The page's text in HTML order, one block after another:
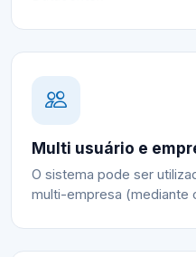
Multi usuário e
O sistema pode ser
multi-empresa (mediante